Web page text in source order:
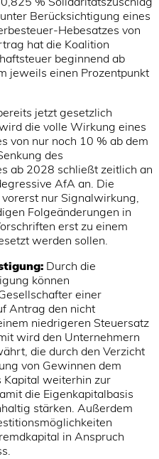
Berücksichtigung eines
Hebesatzes von
hat die Koalition
beginnend ab
jeweils einen Prozentpunkt
jetzt gesetzlich
die volle Wirkung eines
von nur noch 10 % ab dem
des
ab 2028 schließt zeitlich an
AfA an. Die
nur Signalwirkung,
Folgeänderungen in
erst zu einem
werden sollen.
Durch die
können
einer
Antrag den nicht
niedrigeren Steuersatz
wird den Unternehmern
die durch den Verzicht
von Gewinnen dem
weiterhin zur
die Eigenkapitalbasis
stärken. Außerdem
in Anspruch